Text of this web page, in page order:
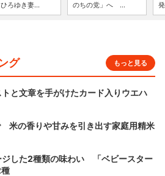
ろゆき妻...
のちの党」へ ...
グ もっと見る
と文章を手がけたカード入りウエハ
米の香りや甘みを引き出す家庭用精米
ジした2種類の味わい 「ベビースター